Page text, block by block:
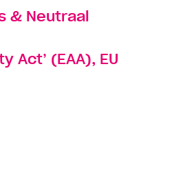
& Neutraal
(EAA), EU